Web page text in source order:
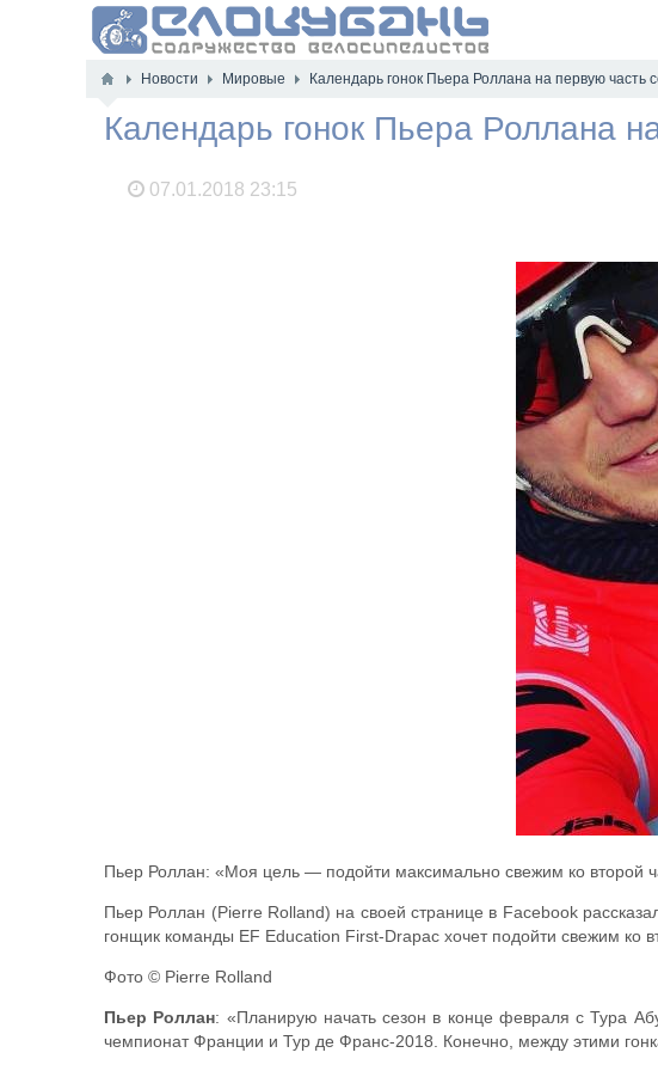
Новости Мировые Календарь гонок Пьера Роллана на первую часть
Календарь гонок Пьера Роллана
07.01.2018 23:15
Пьер Роллан: «Моя цель — подойти максимально свежим ко второй
Пьер Роллан (Pierre Rolland) на своей странице в Facebook
гонщик команды EF Education First-Drapac хочет подойти свежим ко
Фото © Pierre Rolland
Пьер Роллан: «Планирую начать сезон в конце февраля с Тура
чемпионат Франции и Тур де Франс-2018. Конечно, между этими